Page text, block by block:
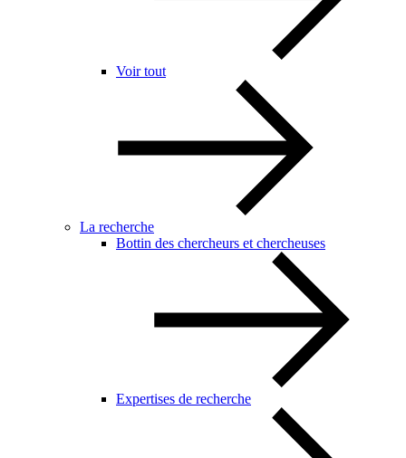
Voir tout
La recherche
Bottin des chercheurs et chercheuses
Expertises de recherche